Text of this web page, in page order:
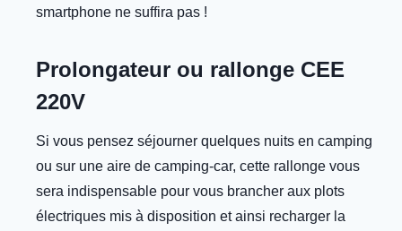
smartphone ne suffira pas !
Prolongateur ou rallonge CEE
220V
Si vous pensez séjourner quelques nuits en camping
ou sur une aire de camping-car, cette rallonge vous
sera indispensable pour vous brancher aux plots
électriques mis à disposition et ainsi recharger la